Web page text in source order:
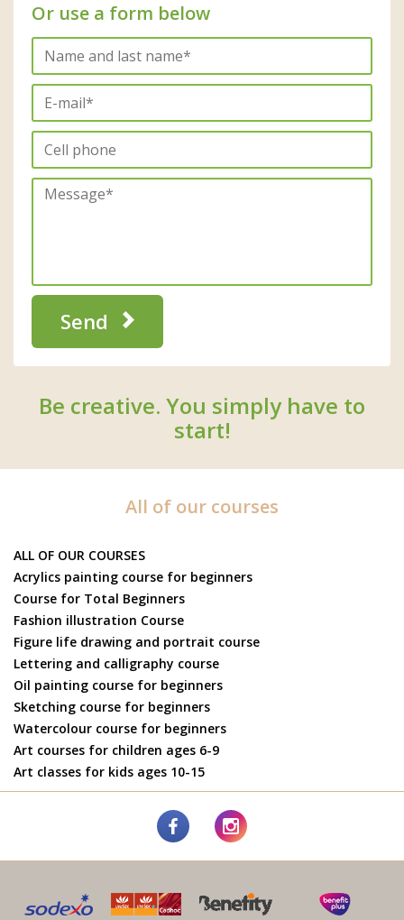
Or use a form below
Send
Be creative. You simply have to
start!
All of our courses
ALL OF OUR COURSES
Acrylics painting course for beginners
Course for Total Beginners
Fashion illustration Course
Figure life drawing and portrait course
Lettering and calligraphy course
Oil painting course for beginners
Sketching course for beginners
Watercolour course for beginners
Art courses for children ages 6-9
Art classes for kids ages 10-15